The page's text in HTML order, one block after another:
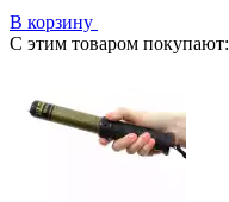
В корзину
С этим товаром покупают: